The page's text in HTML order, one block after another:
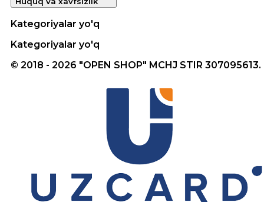
Kategoriyalar yo'q
Kategoriyalar yo'q
© 2018 - 2026 "OPEN SHOP" MCHJ STIR 307095613.